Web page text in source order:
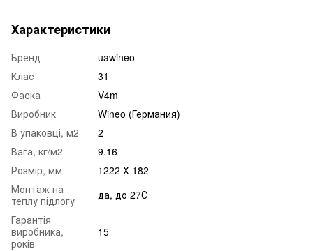
Характеристики
Бренд
uawineo
Клас
31
Фаска
V4m
Виробник
Wineo (Германия)
В упаковці, м2
2
Вага, кг/м2
9.16
Розмір, мм
1222 Х 182
Монтаж на
теплу підлогу
да, до 27С
Гарантія
виробника,
років
15